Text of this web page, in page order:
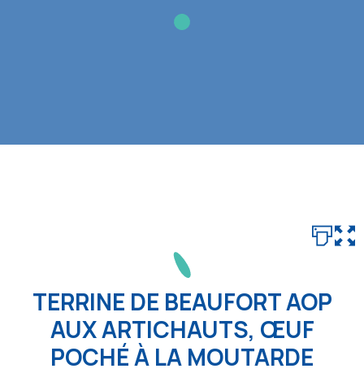
TERRINE DE BEAUFORT AOP
AUX ARTICHAUTS, ŒUF
POCHÉ À LA MOUTARDE